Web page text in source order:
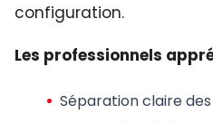
configuration.
Les professionnels
Séparation claire